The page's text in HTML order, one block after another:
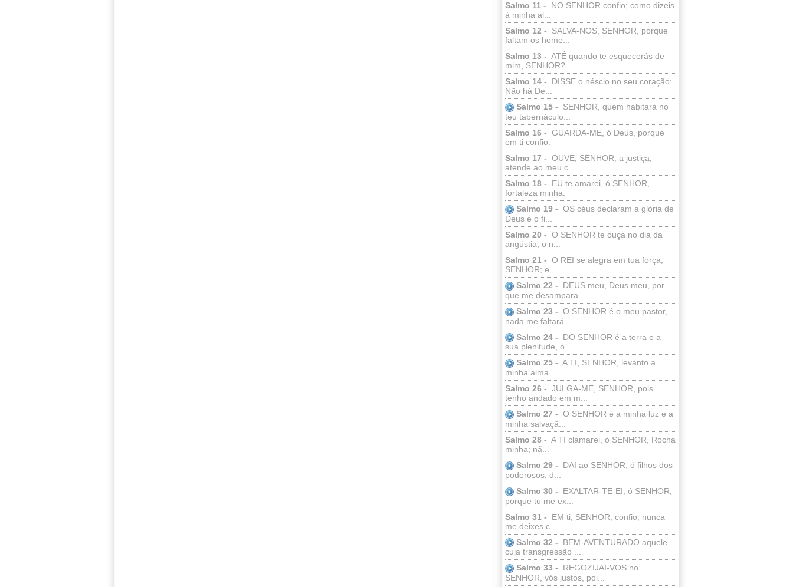
Salmo 11 -
NO SENHOR confio; como dizeis
à minha al...
Salmo 12 -
SALVA-NOS, SENHOR, porque
faltam os home...
Salmo 13 - ATÉ quando te esquecerás de
mim, SENHOR?...
Salmo 14 -
DISSE o néscio no seu coração:
Não há De...
Salmo 15 -
SENHOR, quem habitará no
teu tabernáculo...
Salmo 16 - GUARDA-ME, ó Deus, porque
em ti confio.
Salmo 17 - OUVE, SENHOR, a justiça;
atende ao meu c...
Salmo 18 -
EU te amarei, ó SENHOR,
fortaleza minha.
Salmo 19 - OS céus declaram a glória de
Deus e o fi...
Salmo 20 - O SENHOR te ouça no dia da
angústia, o n...
Salmo 21 - O REI se alegra em tua força,
SENHOR; e ...
Salmo 22 -
DEUS meu, Deus meu, por
que me desampara...
Salmo 23 - O SENHOR é o meu pastor,
nada me faltará...
Salmo 24 -
DO SENHOR é a terra e a
sua plenitude, o...
Salmo 25 - A TI, SENHOR, levanto a
minha alma.
Salmo 26 - JULGA-ME, SENHOR, pois
tenho andado em m...
Salmo 27 - O SENHOR é a minha luz e a
minha salvaçã...
Salmo 28 - A TI clamarei, ó SENHOR, Rocha
minha; nã...
Salmo 29 -
DAI ao SENHOR, ó filhos dos
poderosos, d...
Salmo 30 -
EXALTAR-TE-EI, ó SENHOR,
porque tu me ex...
Salmo 31 -
EM ti, SENHOR, confio; nunca
me deixes c...
Salmo 32 -
BEM-AVENTURADO aquele
cuja transgressão ...
Salmo 33 -
REGOZIJAI-VOS no
SENHOR, vós justos, poi...